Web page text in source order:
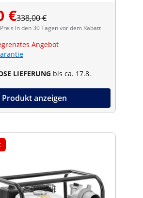
€338,00 €
in den 30 Tagen vor dem Rabatt
Angebot
LIEFERUNG bis ca. 17.8.
Produkt anzeigen